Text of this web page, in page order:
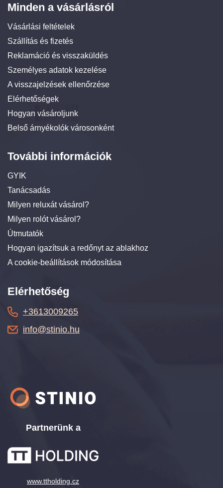
Minden a vásárlásról
Vásárlási feltételek
Szállítás és fizetés
Reklamáció és visszaküldés
Személyes adatok kezelése
A visszajelzések ellenőrzése
Elérhetőségek
Hogyan vásároljunk
Belső árnyékolók városonként
További információk
GYIK
Tanácsadás
Milyen reluxát vásárol?
Milyen rolót vásárol?
Útmutatók
Hogyan igazítsuk a redőnyt az ablakhoz
A cookie-beállítások módosítása
Partnerünk a
www.ttholding.cz
Elérhetőség
+3613009265
info@stinio.hu